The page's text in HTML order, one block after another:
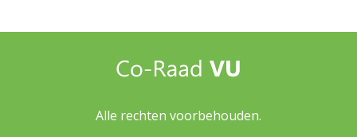
Alle rechten voorbehouden.